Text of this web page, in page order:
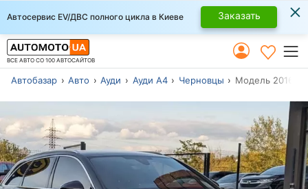
Автосервис EV/ДВС полного цикла в Киеве Заказать ×
ВСЕ АВТО СО 100 АВТОСАЙТОВ
Автобазар Авто Ауди Ауди А4 Черновцы Модель 2016